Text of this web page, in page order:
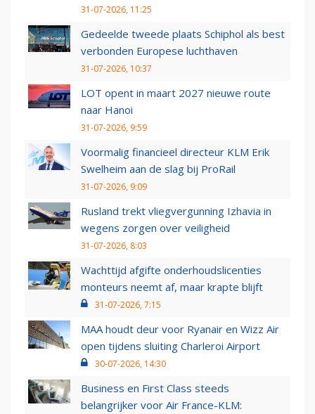
31-07-2026, 11:25
Gedeelde tweede plaats Schiphol als best
verbonden Europese luchthaven
31-07-2026, 10:37
LOT opent in maart 2027 nieuwe route
naar Hanoi
31-07-2026, 9:59
Voormalig financieel directeur KLM Erik
Swelheim aan de slag bij ProRail
31-07-2026, 9:09
Rusland trekt vliegvergunning Izhavia in
wegens zorgen over veiligheid
31-07-2026, 8:03
Wachttijd afgifte onderhoudslicenties
monteurs neemt af, maar krapte blijft
31-07-2026, 7:15
MAA houdt deur voor Ryanair en Wizz Air
open tijdens sluiting Charleroi Airport
30-07-2026, 14:30
Business en First Class steeds
belangrijker voor Air France-KLM: